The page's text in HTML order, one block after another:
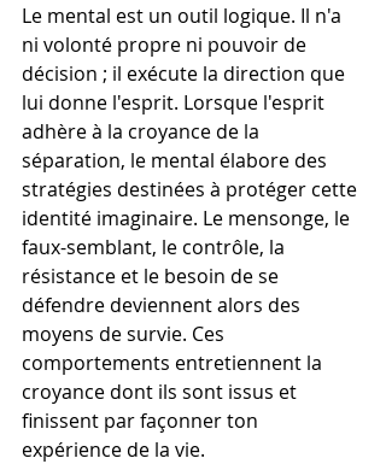
Le mental est un outil logique. Il n'a
ni volonté propre ni pouvoir de
décision ; il exécute la direction que
lui donne l'esprit. Lorsque l'esprit
adhère à la croyance de la
séparation, le mental élabore des
stratégies destinées à protéger cette
identité imaginaire. Le mensonge, le
faux-semblant, le contrôle, la
résistance et le besoin de se
défendre deviennent alors des
moyens de survie. Ces
comportements entretiennent la
croyance dont ils sont issus et
finissent par façonner ton
expérience de la vie.